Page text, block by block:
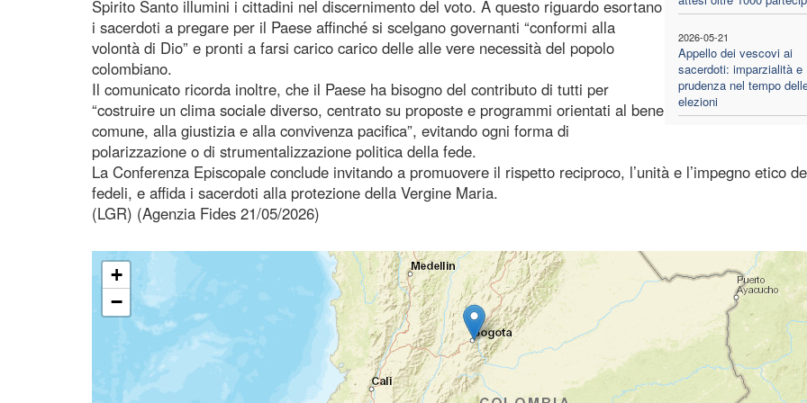
2026-05-21
Appello dei vescovi ai
sacerdoti: imparzialità e
prudenza nel tempo
elezioni
Spirito Santo illumini i cittadini nel discernimento del voto. A questo riguardo esortano
i sacerdoti a pregare per il Paese affinché si scelgano governanti “conformi alla
volontà di Dio” e pronti a farsi carico carico delle alle vere necessità del popolo
colombiano.
Il comunicato ricorda inoltre, che il Paese ha bisogno del contributo di tutti per
“costruire un clima sociale diverso, centrato su proposte e programmi orientati al bene
comune, alla giustizia e alla convivenza pacifica”, evitando ogni forma di
polarizzazione o di strumentalizzazione politica della fede.
La Conferenza Episcopale conclude invitando a promuovere il rispetto reciproco, l’unità e l’impegno etico
fedeli, e affida i sacerdoti alla protezione della Vergine Maria.
(LGR) (Agenzia Fides 21/05/2026)
+
−